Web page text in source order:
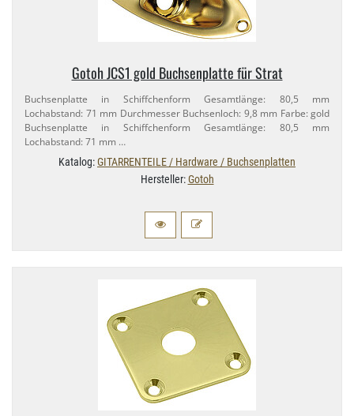
Gotoh JCS1 gold Buchsenplatte für Strat
Buchsenplatte in Schiffchenform Gesamtlänge: 80,​5 mm
Lochabstand: 71 mm Durchmesser Buchsenloch: 9,​8 mm Farbe: gold
Buchsenplatte in Schiffchenform Gesamtlänge: 80,​5 mm
Lochabstand: 71 mm …
Katalog:GITARRENTEILE / Hardware / Buchsenplatten
Hersteller:Gotoh